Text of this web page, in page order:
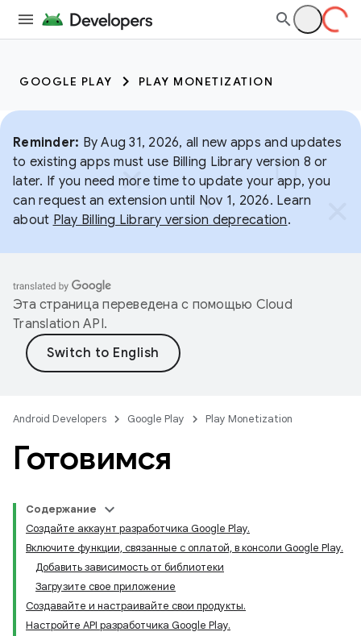
GOOGLE PLAY PLAY MONETIZATION
Reminder: By Aug 31, 2026, all new apps and updates
to existing apps must use Billing Library version 8 or
later. If you need more time to update your app, you
can request an extension until Nov 1, 2026. Learn
about Play Billing Library version deprecation.
Эта страница переведена с помощью Cloud
Translation API.
Android Developers Google Play Play Monetization
Готовимся
Содержание
Создайте аккаунт разработчика Google Play.
Включите функции, связанные с оплатой, в консоли Google Play.
Добавить зависимость от библиотеки
Загрузите свое приложение
Создавайте и настраивайте свои продукты.
Настройте API разработчика Google Play.